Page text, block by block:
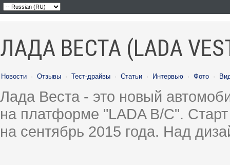
ЛАДА ВЕСТА (LADA
Новости · Отзывы · Тест-драйвы · Статьи · Интервью · Фото ·
Лада Веста - это новый
на платформе "LADA B/C".
на сентябрь 2015 года. Над